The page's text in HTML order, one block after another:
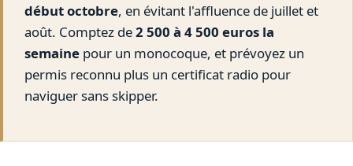
début octobre, en évitant l'affluence de juillet et
août. Comptez de2 500 à 4 500 euros la
semaine pour un monocoque, et prévoyez un
permis reconnu plus un certificat radio pour
naviguer sans skipper.